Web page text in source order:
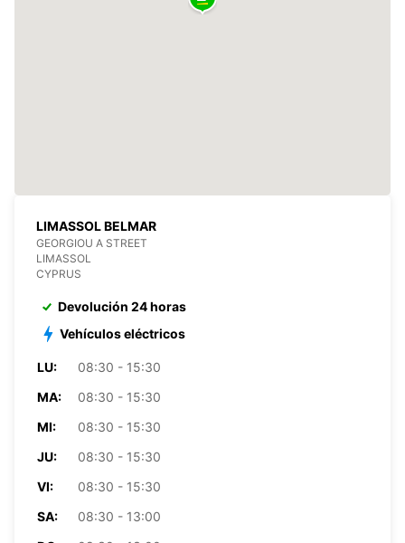
LIMASSOL BELMAR
GEORGIOU A STREET
LIMASSOL
CYPRUS
Devolución 24 horas
Vehículos eléctricos
LU:
08:30 - 15:30
MA:
08:30 - 15:30
MI:
08:30 - 15:30
JU:
08:30 - 15:30
VI:
08:30 - 15:30
SA:
08:30 - 13:00